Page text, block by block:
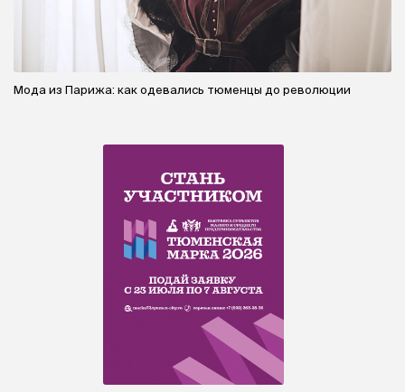
Мода из Парижа: как одевались тюменцы до революции